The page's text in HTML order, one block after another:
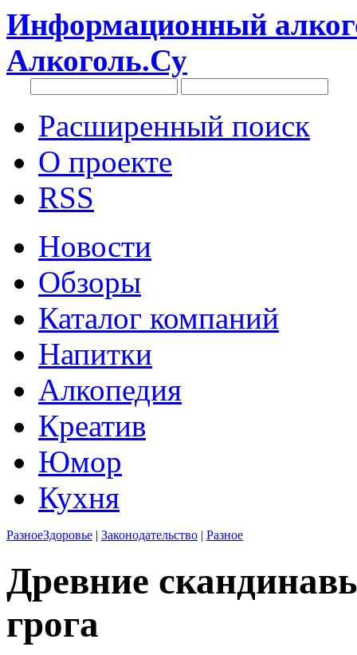
Информационный
Алкоголь.Су
Расширенный поиск
О проекте
RSS
Новости
Обзоры
Каталог компаний
Напитки
Алкопедия
Креатив
Юмор
Кухня
РазноеЗдоровье | Законодательство | Разное
Древние
грога